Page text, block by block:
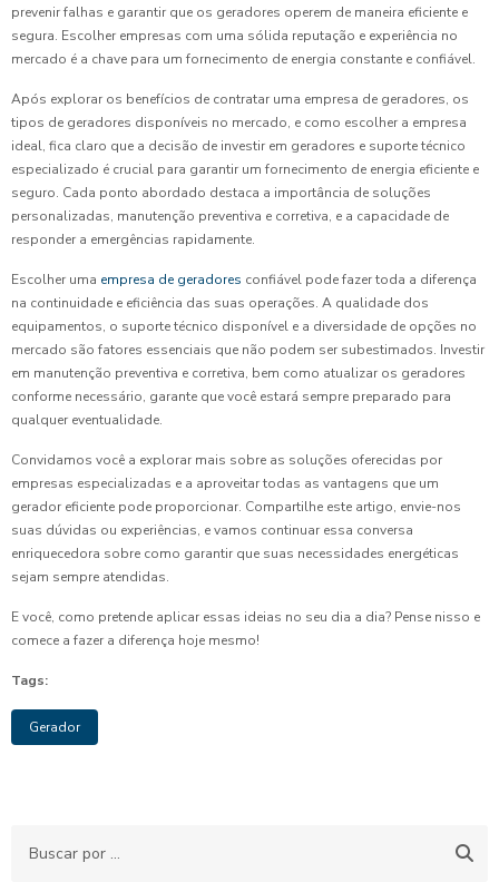
prevenir falhas e garantir que os geradores operem de maneira eficiente e
segura. Escolher empresas com uma sólida reputação e experiência no
mercado é a chave para um fornecimento de energia constante e confiável.
Após explorar os benefícios de contratar uma empresa de geradores, os
tipos de geradores disponíveis no mercado, e como escolher a empresa
ideal, fica claro que a decisão de investir em geradores e suporte técnico
especializado é crucial para garantir um fornecimento de energia eficiente e
seguro. Cada ponto abordado destaca a importância de soluções
personalizadas, manutenção preventiva e corretiva, e a capacidade de
responder a emergências rapidamente.
Escolher uma empresa de geradores confiável pode fazer toda a diferença
na continuidade e eficiência das suas operações. A qualidade dos
equipamentos, o suporte técnico disponível e a diversidade de opções no
mercado são fatores essenciais que não podem ser subestimados. Investir
em manutenção preventiva e corretiva, bem como atualizar os geradores
conforme necessário, garante que você estará sempre preparado para
qualquer eventualidade.
Convidamos você a explorar mais sobre as soluções oferecidas por
empresas especializadas e a aproveitar todas as vantagens que um
gerador eficiente pode proporcionar. Compartilhe este artigo, envie-nos
suas dúvidas ou experiências, e vamos continuar essa conversa
enriquecedora sobre como garantir que suas necessidades energéticas
sejam sempre atendidas.
E você, como pretende aplicar essas ideias no seu dia a dia? Pense nisso e
comece a fazer a diferença hoje mesmo!
Tags:
Gerador